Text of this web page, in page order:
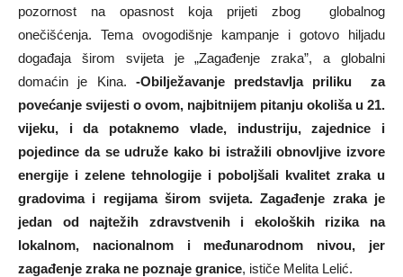
pozornost na opasnost koja prijeti zbog globalnog
onečišćenja. Tema ovogodišnje kampanje i gotovo hiljadu
događaja širom svijeta je „Zagađenje zraka”, a globalni
domaćin je Kina. -Obilježavanje predstavlja priliku za
povećanje svijesti o ovom, najbitnijem pitanju okoliša u 21.
vijeku, i da potaknemo vlade, industriju, zajednice i
pojedince da se udruže kako bi istražili obnovljive izvore
energije i zelene tehnologije i poboljšali kvalitet zraka u
gradovima i regijama širom svijeta. Zagađenje zraka je
jedan od najtežih zdravstvenih i ekoloških rizika na
lokalnom, nacionalnom i međunarodnom nivou, jer
zagađenje zraka ne poznaje granice, ističe Melita Lelić.